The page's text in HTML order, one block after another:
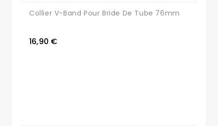
Collier V-Band Pour Bride De Tube 76mm
16,90 €